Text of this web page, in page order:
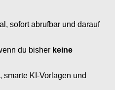
sofort abrufbar und darauf
du bisher keine
smarte KI-Vorlagen und